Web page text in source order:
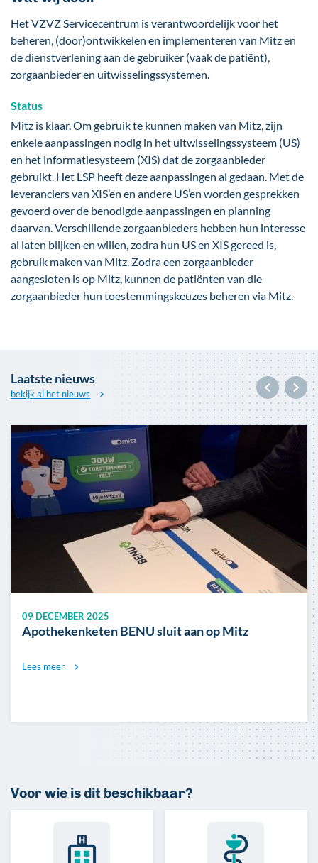
Het VZVZ Servicecentrum is verantwoordelijk voor het
beheren, (door)ontwikkelen en implementeren van Mitz en
de dienstverlening aan de gebruiker (vaak de patiënt),
zorgaanbieder en uitwisselingssystemen.
Status
Mitz is klaar. Om gebruik te kunnen maken van Mitz, zijn
enkele aanpassingen nodig in het uitwisselingssysteem (US)
en het informatiesysteem (XIS) dat de zorgaanbieder
gebruikt. Het LSP heeft deze aanpassingen al gedaan. Met de
leveranciers van XIS’en en andere US’en worden gesprekken
gevoerd over de benodigde aanpassingen en planning
daarvan. Verschillende zorgaanbieders hebben hun interesse
al laten blijken en willen, zodra hun US en XIS gereed is,
gebruik maken van Mitz. Zodra een zorgaanbieder
aangesloten is op Mitz, kunnen de patiënten van die
zorgaanbieder hun toestemmingskeuzes beheren via Mitz.
Laatste nieuws
bekijk al het nieuws
Afbeelding
09 DECEMBER 2025
Apothekenketen BENU sluit aan op Mitz
Lees meer
Voor wie is dit beschikbaar?